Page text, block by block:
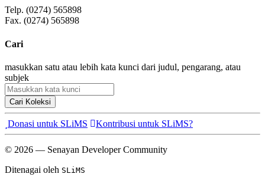
Telp. (0274) 565898
Fax. (0274) 565898
Cari
masukkan satu atau lebih kata kunci dari judul, pengarang, atau
subjek
Cari Koleksi
Donasi untuk SLiMS Kontribusi untuk SLiMS?
© 2026 — Senayan Developer Community
Ditenagai oleh SLiMS